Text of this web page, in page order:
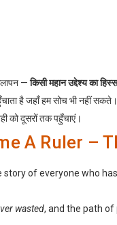
—किसी महान उद्देश्य का
है जहाँ हम सोच भी नहीं सकते।
को दूसरों तक पहुँचाएं।
A Ruler –
story of everyone who
wasted, and the path of